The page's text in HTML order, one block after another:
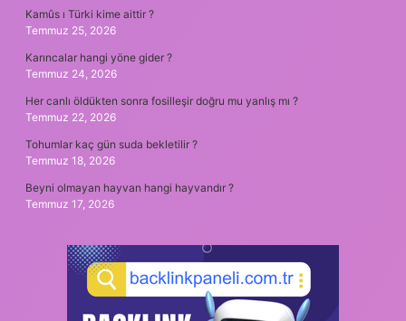
Kamûs ı Türki kime aittir ?
Temmuz 25, 2026
Karıncalar hangi yöne gider ?
Temmuz 24, 2026
Her canlı öldükten sonra fosilleşir doğru mu yanlış mı ?
Temmuz 22, 2026
Tohumlar kaç gün suda bekletilir ?
Temmuz 18, 2026
Beyni olmayan hayvan hangi hayvandır ?
Temmuz 17, 2026